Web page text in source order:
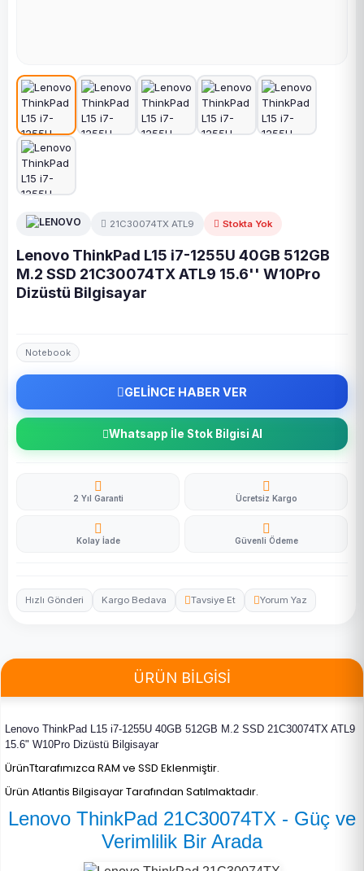
21C30074TX ATL9 Stokta Yok
Lenovo ThinkPad L15 i7-1255U 40GB 512GB
M.2 SSD 21C30074TX ATL9 15.6'' W10Pro
Dizüstü Bilgisayar
Notebook
GELİNCE HABER VER
Whatsapp İle Stok Bilgisi Al
2 Yıl Garanti Ücretsiz Kargo
Kolay İade Güvenli Ödeme
Hızlı Gönderi Kargo Bedava Tavsiye Et Yorum Yaz
ÜRÜN BİLGİSİ
Lenovo ThinkPad L15 i7-1255U 40GB 512GB M.2 SSD 21C30074TX ATL9
15.6" W10Pro Dizüstü Bilgisayar
ÜrünTtarafımızca RAM ve SSD Eklenmiştir.
Ürün Atlantis Bilgisayar Tarafından Satılmaktadır.
Lenovo ThinkPad 21C30074TX - Güç ve
Verimlilik Bir Arada